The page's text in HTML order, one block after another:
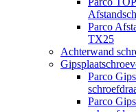
Parco
TX25
Achterwand
Parco
Parco